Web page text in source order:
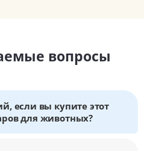
вопросы
если вы купите этот
для животных?